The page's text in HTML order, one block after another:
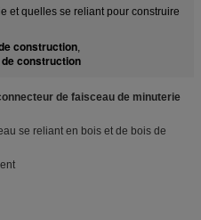
et quelles se reliant pour construire
construction,
construction
de faisceau de minuterie
se reliant en bois et de bois de